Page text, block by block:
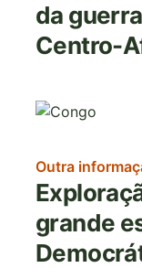
da
Centro-
Imagem
Outra
grande